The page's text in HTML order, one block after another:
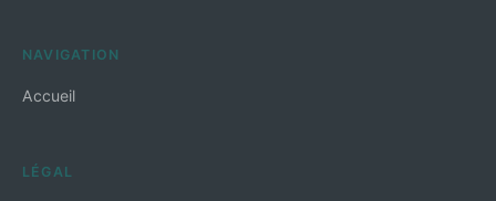
NAVIGATION
Accueil
LÉGAL